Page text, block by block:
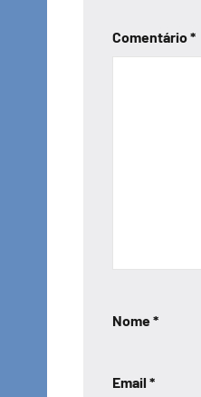
Comentário*
Nome*
Email *